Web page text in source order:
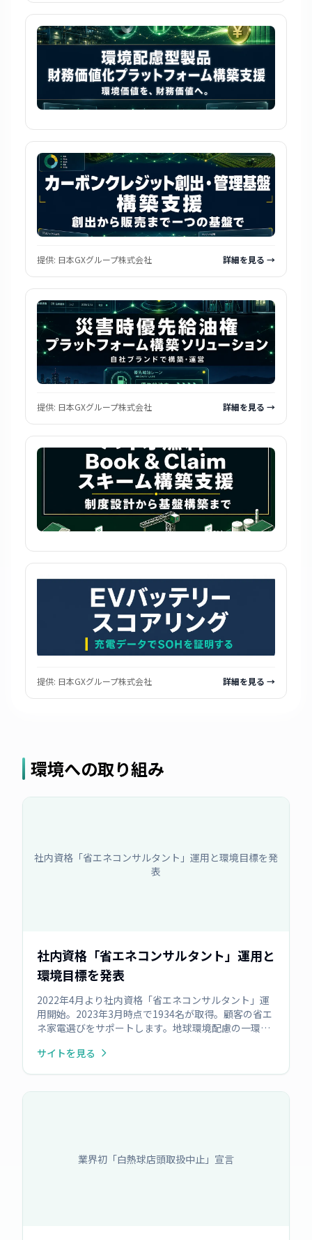
提供: 日本GXグループ株式会社 詳細を見る →
提供: 日本GXグループ株式会社 詳細を見る →
提供: 日本GXグループ株式会社 詳細を見る →
環境への取り組み
社内資格「省エネコンサルタント」運用と環境目標を発
表
社内資格「省エネコンサルタント」運用と
環境目標を発表
2022年4月より社内資格「省エネコンサルタント」運
用開始。2023年3月時点で1934名が取得。顧客の省エ
ネ家電選びをサポートします。地球環境配慮の一環と
減（2013年度比）を目指す目標も公表しました 。
サイトを見る
業界初「白熱球店頭取扱中止」宣言